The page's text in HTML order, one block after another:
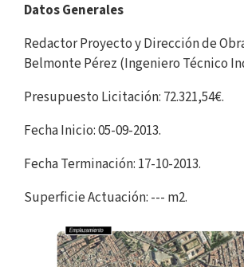
Datos Generales
Redactor Proyecto y Dirección de
Belmonte Pérez (Ingeniero Técnico
Presupuesto Licitación: 72.321,54€.
Fecha Inicio: 05-09-2013.
Fecha Terminación: 17-10-2013.
Superficie Actuación: --- m2.